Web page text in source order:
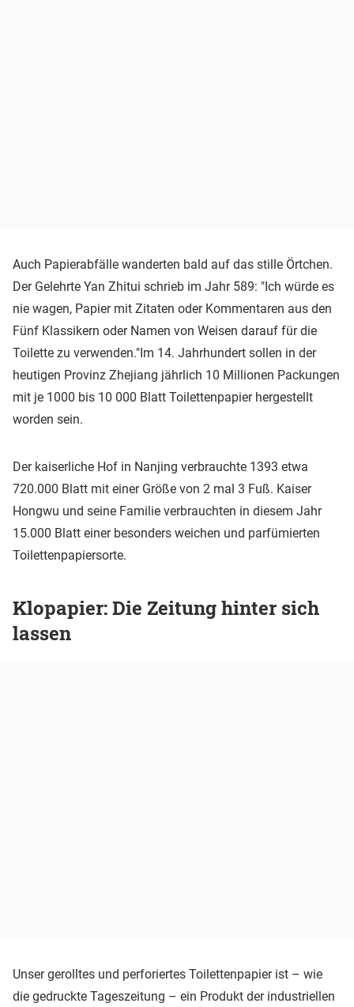
Auch Papierabfälle wanderten bald auf das stille Örtchen.
Der Gelehrte Yan Zhitui schrieb im Jahr 589: "Ich würde es
nie wagen, Papier mit Zitaten oder Kommentaren aus den
Fünf Klassikern oder Namen von Weisen darauf für die
Toilette zu verwenden."Im 14. Jahrhundert sollen in der
heutigen Provinz Zhejiang jährlich 10 Millionen Packungen
mit je 1000 bis 10 000 Blatt Toilettenpapier hergestellt
worden sein.
Der kaiserliche Hof in Nanjing verbrauchte 1393 etwa
720.000 Blatt mit einer Größe von 2 mal 3 Fuß. Kaiser
Hongwu und seine Familie verbrauchten in diesem Jahr
15.000 Blatt einer besonders weichen und parfümierten
Toilettenpapiersorte.
Klopapier: Die Zeitung hinter sich
lassen
Unser gerolltes und perforiertes Toilettenpapier ist – wie
die gedruckte Tageszeitung – ein Produkt der industriellen